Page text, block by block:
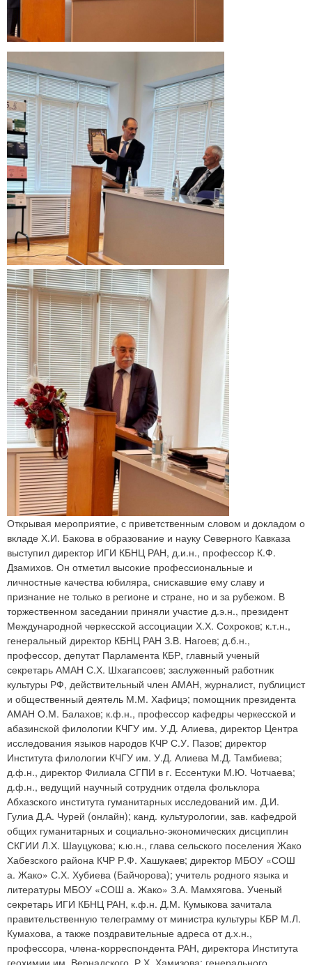
Открывая мероприятие, с приветственным словом и докладом о
вкладе Х.И. Бакова в образование и науку Северного Кавказа
выступил директор ИГИ КБНЦ РАН, д.и.н., профессор К.Ф.
Дзамихов. Он отметил высокие профессиональные и
личностные качества юбиляра, снискавшие ему славу и
признание не только в регионе и стране, но и за рубежом. В
торжественном заседании приняли участие д.э.н., президент
Международной черкесской ассоциации Х.Х. Сохроков; к.т.н.,
генеральный директор КБНЦ РАН З.В. Нагоев; д.б.н.,
профессор, депутат Парламента КБР, главный ученый
секретарь АМАН С.Х. Шхагапсоев; заслуженный работник
культуры РФ, действительный член АМАН, журналист, публицист
и общественный деятель М.М. Хафицэ; помощник президента
АМАН О.М. Балахов; к.ф.н., профессор кафедры черкесской и
абазинской филологии КЧГУ им. У.Д. Алиева, директор Центра
исследования языков народов КЧР С.У. Пазов; директор
Института филологии КЧГУ им. У.Д. Алиева М.Д. Тамбиева;
д.ф.н., директор Филиала СГПИ в г. Ессентуки М.Ю. Чотчаева;
д.ф.н., ведущий научный сотрудник отдела фольклора
Абхазского института гуманитарных исследований им. Д.И.
Гулиа Д.А. Чурей (онлайн); канд. культурологии, зав. кафедрой
общих гуманитарных и социально-экономических дисциплин
СКГИИ Л.Х. Шауцукова; к.ю.н., глава сельского поселения Жако
Хабезского района КЧР Р.Ф. Хашукаев; директор МБОУ «СОШ
а. Жако» С.Х. Хубиева (Байчорова); учитель родного языка и
литературы МБОУ «СОШ а. Жако» З.А. Мамхягова. Ученый
секретарь ИГИ КБНЦ РАН, к.ф.н. Д.М. Кумыкова зачитала
правительственную телеграмму от министра культуры КБР М.Л.
Кумахова, а также поздравительные адреса от д.х.н.,
профессора, члена-корреспондента РАН, директора Института
геохимии им. Вернадского, Р.Х. Хамизова; генерального